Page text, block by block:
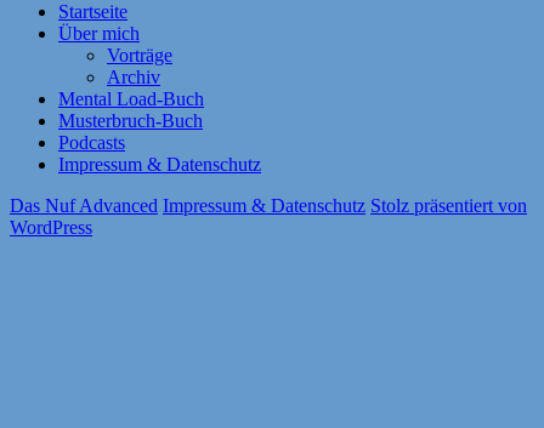
Startseite
Über mich
Vorträge
Archiv
Mental Load-Buch
Musterbruch-Buch
Podcasts
Impressum & Datenschutz
Das Nuf Advanced Impressum & Datenschutz Stolz präsentiert von
WordPress